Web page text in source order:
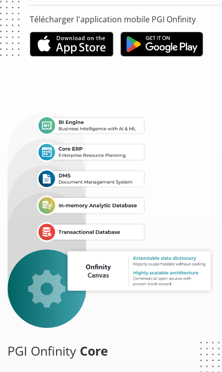
Télécharger l'application mobile PGI Onfinity
PGI Onfinity Core